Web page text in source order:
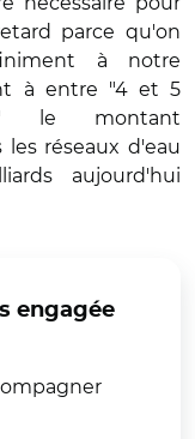
parce qu'on
à notre
à entre "4 et 5
le montant
les réseaux d'eau
aujourd'hui
engagée